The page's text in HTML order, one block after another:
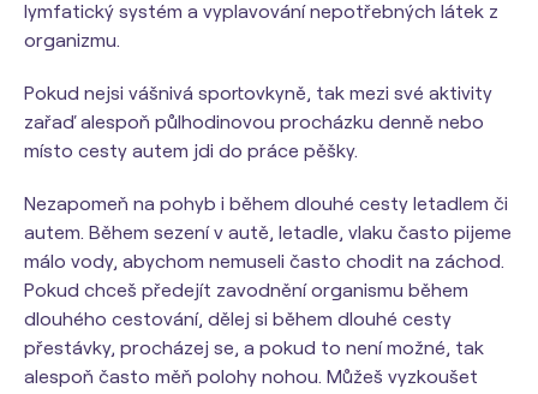
lymfatický systém a vyplavování nepotřebných látek z
organizmu.
Pokud nejsi vášnivá sportovkyně, tak mezi své aktivity
zařaď alespoň půlhodinovou procházku denně nebo
místo cesty autem jdi do práce pěšky.
Nezapomeň na pohyb i během dlouhé cesty letadlem či
autem. Během sezení v autě, letadle, vlaku často pijeme
málo vody, abychom nemuseli často chodit na záchod.
Pokud chceš předejít zavodnění organismu během
dlouhého cestování, dělej si během dlouhé cesty
přestávky, procházej se, a pokud to není možné, tak
alespoň často měň polohy nohou. Můžeš vyzkoušet